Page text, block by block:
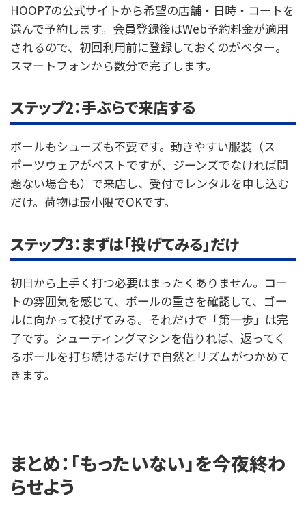
HOOP7の公式サイトから希望の店舗・日時・コートを
選んで予約します。会員登録後はWeb予約料金が適用
されるので、初回利用前に登録しておくのがベター。
スマートフォンから数分で完了します。
ステップ2：手ぶらで来店する
ボールもシューズも不要です。動きやすい服装（ス
ポーツウェアがベストですが、ジーンズでなければ問
題ない場合も）で来店し、受付でレンタルを申し込む
だけ。荷物は最小限でOKです。
ステップ3：まずは「投げてみる」だけ
初日から上手く打つ必要はまったくありません。コー
トの雰囲気を感じて、ボールの重さを確認して、ゴー
ルに向かって投げてみる。それだけで「第一歩」は完
了です。シューティングマシンを借りれば、返ってく
るボールを打ち続けるだけで自然とリズムがつかめて
きます。
まとめ：「もったいない」を今夜終わ
らせよう